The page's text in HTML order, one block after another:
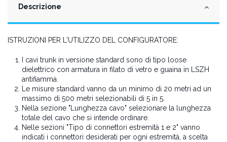
Descrizione
ISTRUZIONI PER L'UTILIZZO DEL CONFIGURATORE:
I cavi trunk in versione standard sono di tipo loose
dielettrico con armatura in filato di vetro e guaina in LSZH
antifiamma.
Le misure standard vanno da un minimo di 20 metri ad un
massimo di 500 metri selezionabili di 5 in 5.
Nella sezione "Lunghezza cavo" selezionare la lunghezza
totale del cavo che si intende ordinare.
Nelle sezioni "Tipo di connettori estremità 1 e 2" vanno
indicati i connettori desiderati per ogni estremità, a scelta